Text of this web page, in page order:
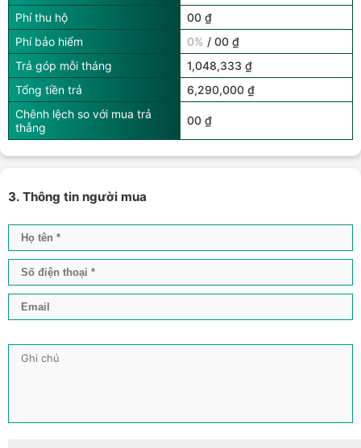
Phí thu hộ
00 ₫
Phí bảo hiểm
0% / 00 ₫
Trả góp mỗi tháng
1,048,333 ₫
Tổng tiền trả
6,290,000 ₫
Chênh lệch so với mua trả
thẳng
00 ₫
3. Thông tin người mua